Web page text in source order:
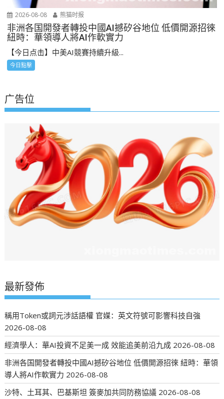
2026-08-08 熊猫时报
非洲各国開發者轉投中國AI撼矽谷地位 低價開源招徠
紐時：華領導人將AI作軟實力
【今日点击】中美AI競賽持續升級...
今日點擊
广告位
最新發佈
稱用Token或詞元涉話語權 官媒：英文符號可影響科技自強
2026-08-08
經濟學人：華AI投資不足美一成 效能追美前沿九成 2026-08-08
非洲各国開發者轉投中國AI撼矽谷地位 低價開源招徠 紐時：華領
導人將AI作軟實力 2026-08-08
沙特、土耳其、巴基斯坦 簽麥加共同防務協議 2026-08-08